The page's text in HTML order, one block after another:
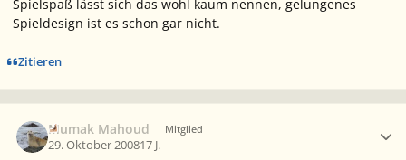
Spielspaß lässt sich das wohl kaum nennen, gelungenes
Spieldesign ist es schon gar nicht.
Zitieren
Mumak Mahoud Mitglied
29. Oktober 200817 J.